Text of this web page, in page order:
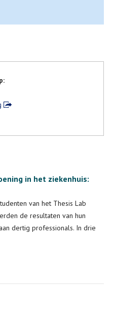
in het ziekenhuis:
van het Thesis Lab
de resultaten van hun
dertig professionals. In drie